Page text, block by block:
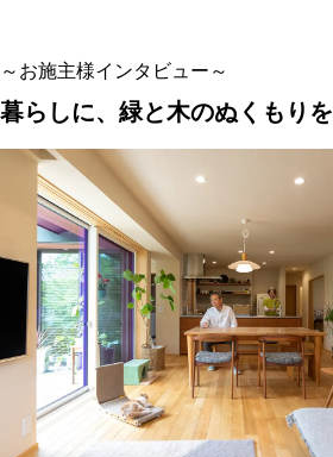
～お施主様インタビュー～
暮らしに、緑と木のぬくもりを